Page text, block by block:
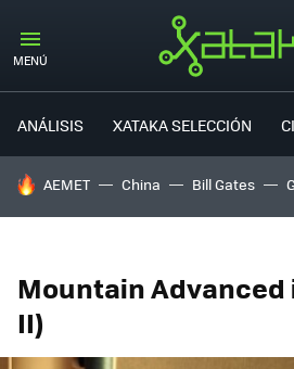
MENÚ
ANÁLISIS XATAKA SELECCIÓN
HOY SE HABLA DE
AEMET China Bill Gates
Mountain Advanced
II)